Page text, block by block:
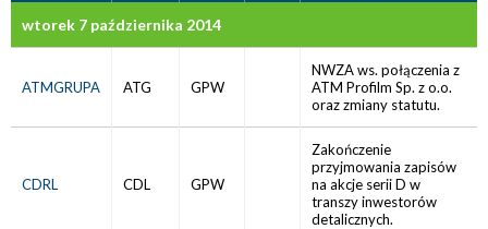
wtorek 7 października 2014
ATMGRUPA ATG GPW
NWZA ws. połączenia z
ATM Profilm Sp. z o.o.
oraz zmiany statutu.
CDRL CDL GPW
Zakończenie
przyjmowania zapisów
na akcje serii D w
transzy inwestorów
detalicznych.